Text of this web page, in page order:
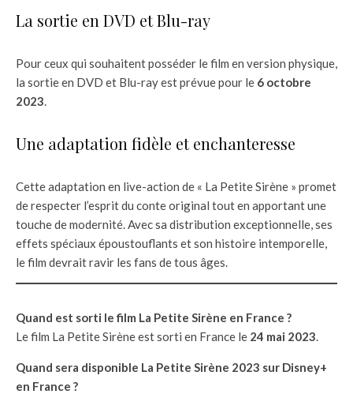
La sortie en DVD et Blu-ray
Pour ceux qui souhaitent posséder le film en version physique,
la sortie en DVD et Blu-ray est prévue pour le 6 octobre
2023
Une adaptation fidèle et enchanteresse
Cette adaptation en live-action de « La Petite Sirène » promet
de respecter l’esprit du conte original tout en apportant une
touche de modernité. Avec sa distribution exceptionnelle, ses
effets spéciaux époustouflants et son histoire intemporelle,
le film devrait ravir les fans de tous âges.
Quand est sorti le film La Petite Sirène en France ?
Le film La Petite Sirène est sorti en France le 24 mai 2023
Quand sera disponible La Petite Sirène 2023 sur Disney+
en France ?